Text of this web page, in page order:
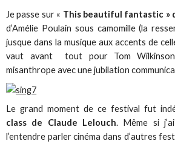
Je passe sur « This beautiful fantastic »
d’Amélie Poulain sous camomille (la
jusque dans la musique aux accents de
vaut avant tout pour Tom
misanthrope avec une jubilation
Le grand moment de ce festival fut
class de Claude Lelouch. Même si
l’entendre parler cinéma dans d’autres